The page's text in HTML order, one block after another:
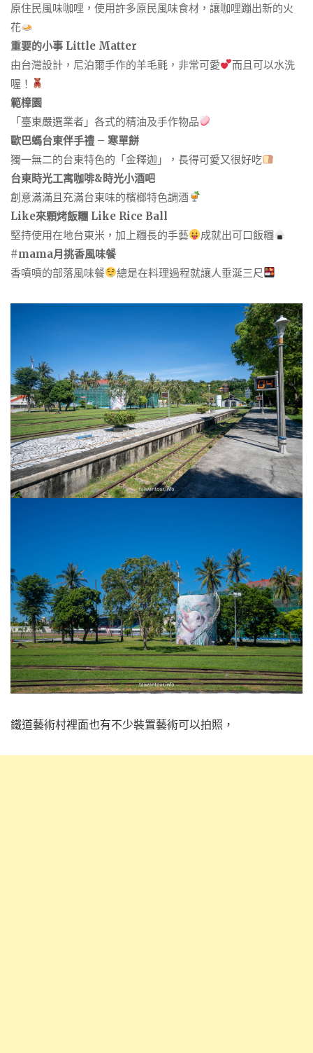
原住民風味咖哩，使用許多原民風味食材，讓咖哩蹦出新的火
花
重要的小事 Little Matter
由台灣設計，尼泊爾手作的羊毛氈，非常可愛
而且可以水洗
喔！
範樟園
「臺東嚴選業者」各式的精油及手作物品
歐巴螞台東伴手禮 – 寒單餅
獨一無二的台東特色的「金釋迦」，長得可愛又很好吃
台東時光工寓咖啡&時光小酒吧
創意滿滿且充滿台東味的檳榔特色調酒
Like來顆烤飯糰 Like Rice Ball
堅持使用在地台東米，加上糰長的手藝
成就出可口飯糰
#mama月挑香風味餐
香噴噴的部落風味餐
總是在料理過程就讓人垂涎三尺
鐵道藝術村裡面也有不少裝置藝術可以拍照，